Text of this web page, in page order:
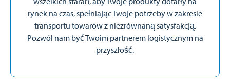
rynek na czas, spełniając Twoje potrzeby w zakresie
transportu towarów z niezrównaną satysfakcją.
Pozwól nam być Twoim partnerem logistycznym na
przyszłość.